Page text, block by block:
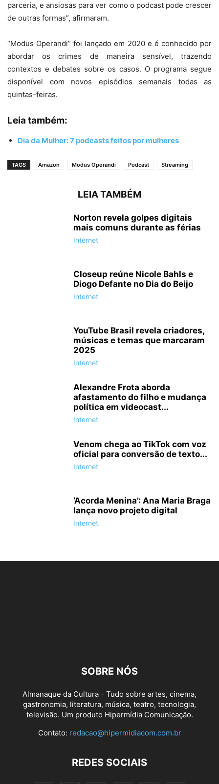
parceria, e ansiosas para ver como o podcast pode crescer
de outras formas”, afirmaram.
“Modus Operandi” foi lançado em 2020 e é conhecido por
abordar os crimes de maneira sensível, trazendo
contextos e debates sobre os casos. O programa segue
disponível com novos episódios semanais todas as
quintas-feiras.
Leia também:
Dia da Mulher: 7 podcasts feitos por mulheres
TAGS Amazon Modus Operandi Podcast Streaming
LEIA TAMBÉM
Norton revela golpes digitais
mais comuns durante as férias
Internet
Closeup reúne Nicole Bahls e
Diogo Defante no Dia do Beijo
Internet
YouTube Brasil revela criadores,
músicas e temas que marcaram
2025
Internet
Alexandre Frota aborda
afastamento do filho e mudança
política em videocast...
Internet
Venom chega ao TikTok com voz
oficial para conversão de texto...
Internet
‘Acorda Menina’: Ana Maria Braga
lança novo projeto digital
Internet
SOBRE NÓS
Almanaque da Cultura - Tudo sobre artes, cinema,
gastronomia, literatura, música, teatro, tecnologia,
televisão. Um produto Hipermídia Comunicação.
Contato: redacao@hipermidiacom.com.br
REDES SOCIAIS